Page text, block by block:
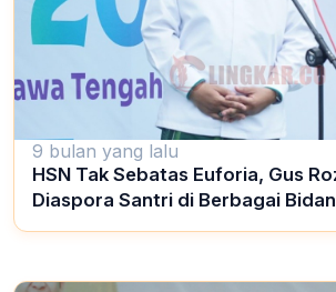
9 bulan yang lalu
HSN Tak Sebatas Euforia, Gus
Diaspora Santri di Berbagai